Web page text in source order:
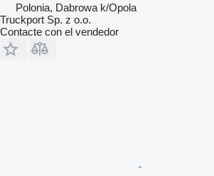
Polonia, Dabrowa k/Opola
Truckport Sp. z o.o.
Contacte con el vendedor